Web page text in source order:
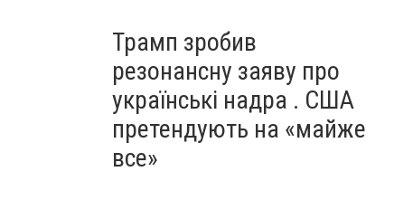
Трамп зробив
резонансну заяву про
українські надра . США
претендують на «майже
все»